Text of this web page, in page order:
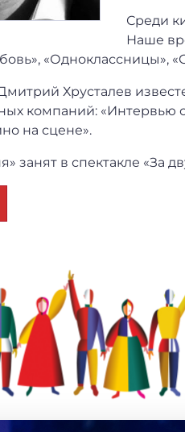
Среди
Наше
«Одноклассницы»,
Хрусталев
компаний: «Интервью
на сцене».
занят в спектакле